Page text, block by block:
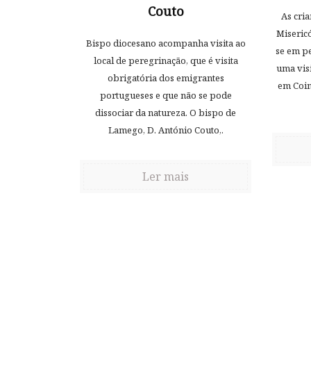
Couto
Bispo diocesano acompanha visita ao
local de peregrinação, que é visita
obrigatória dos emigrantes
portugueses e que não se pode
dissociar da natureza. O bispo de
Lamego, D. António Couto,.
Ler mais
As
se em
uma
em